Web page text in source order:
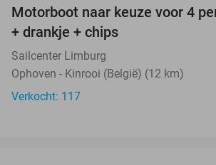
Motorboot naar keuze voor 4
+ drankje + chips
Sailcenter Limburg
Ophoven - Kinrooi (België) (12 km)
Verkocht: 117